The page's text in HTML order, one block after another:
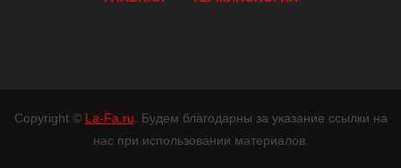
Copyright © La-Fa.ru . Будем благодарны за указание ссылки на
нас при использовании материалов.